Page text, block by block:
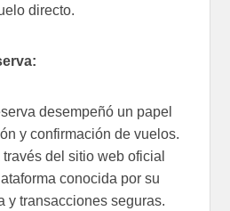
directo.
desempeñó un papel
y confirmación de vuelos.
del sitio web oficial
conocida por su
y transacciones seguras.